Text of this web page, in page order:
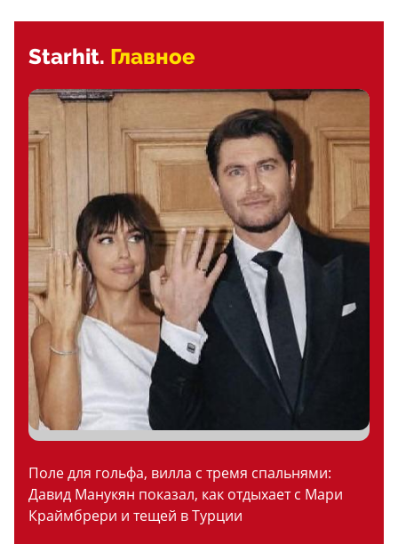
Starhit. Главное
Поле для гольфа, вилла с тремя спальнями:
Давид Манукян показал, как отдыхает с Мари
Краймбрери и тещей в Турции